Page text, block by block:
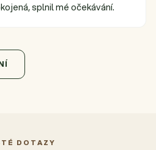
splnil mé očekávání.
produktu je 4,9 z 5 hvězdiček.
DOTAZY